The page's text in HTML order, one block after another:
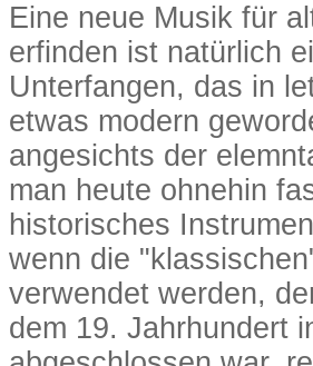
Eine neue Musik für
erfinden ist natürlich
Unterfangen, das in
etwas modern
angesichts der
man heute ohnehin
historisches
wenn die
verwendet werden,
dem 19. Jahrhundert